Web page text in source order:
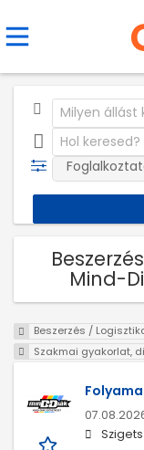
Mind-
Beszerzés /
Szakmai gyakorlat,